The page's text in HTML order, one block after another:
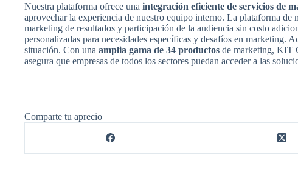
Nuestra plataforma ofrece una integración eficiente de servicios de
aprovechar la experiencia de nuestro equipo interno. La plataforma
marketing de resultados y participación de la audiencia sin costo
personalizadas para necesidades específicas y desafíos en marketing.
situación. Con una amplia gama de 34 productos de marketing, KIT
asegura que empresas de todos los sectores puedan acceder a las
Comparte tu aprecio